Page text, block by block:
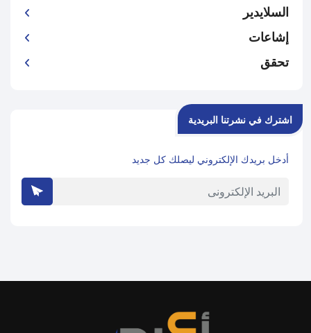
السلايدير
إشاعات
تحقق
اشترك في نشرتنا البريدية
أدخل بريدك الإلكتروني ليصلك كل جديد